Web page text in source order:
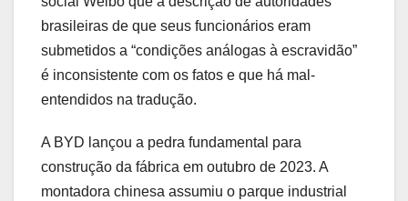
brasileiras de que seus funcionários eram
submetidos a “condições análogas à escravidão”
é inconsistente com os fatos e que há mal-
entendidos na tradução.
A BYD lançou a pedra fundamental para
construção da fábrica em outubro de 2023. A
montadora chinesa assumiu o parque industrial